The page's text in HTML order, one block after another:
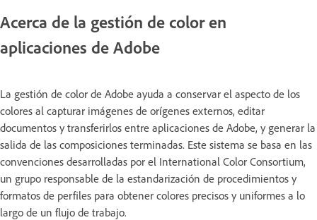
Acerca de la gestión de color en
aplicaciones de Adobe
La gestión de color de Adobe ayuda a conservar el aspecto de los
colores al capturar imágenes de orígenes externos, editar
documentos y transferirlos entre aplicaciones de Adobe, y generar la
salida de las composiciones terminadas. Este sistema se basa en las
convenciones desarrolladas por el International Color Consortium,
un grupo responsable de la estandarización de procedimientos y
formatos de perfiles para obtener colores precisos y uniformes a lo
largo de un flujo de trabajo.